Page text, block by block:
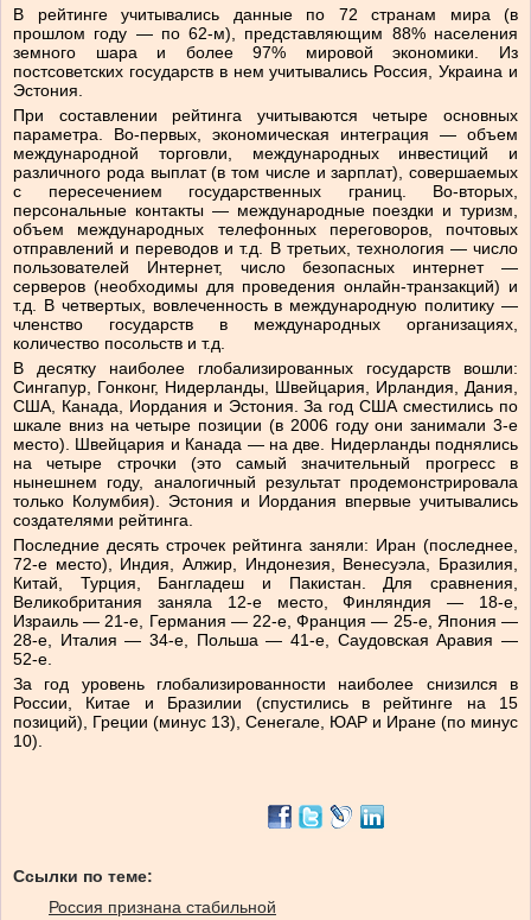
В рейтинге учитывались данные по 72 странам мира (в
прошлом году — по 62-м), представляющим 88% населения
земного шара и более 97% мировой экономики. Из
постсоветских государств в нем учитывались Россия, Украина и
Эстония.
При составлении рейтинга учитываются четыре основных
параметра. Во-первых, экономическая интеграция — объем
международной торговли, международных инвестиций и
различного рода выплат (в том числе и зарплат), совершаемых
с пересечением государственных границ. Во-вторых,
персональные контакты — международные поездки и туризм,
объем международных телефонных переговоров, почтовых
отправлений и переводов и т.д. В третьих, технология — число
пользователей Интернет, число безопасных интернет —
серверов (необходимы для проведения онлайн-транзакций) и
т.д. В четвертых, вовлеченность в международную политику —
членство государств в международных организациях,
количество посольств и т.д.
В десятку наиболее глобализированных государств вошли:
Сингапур, Гонконг, Нидерланды, Швейцария, Ирландия, Дания,
США, Канада, Иордания и Эстония. За год США сместились по
шкале вниз на четыре позиции (в 2006 году они занимали 3-е
место). Швейцария и Канада — на две. Нидерланды поднялись
на четыре строчки (это самый значительный прогресс в
нынешнем году, аналогичный результат продемонстрировала
только Колумбия). Эстония и Иордания впервые учитывались
создателями рейтинга.
Последние десять строчек рейтинга заняли: Иран (последнее,
72-е место), Индия, Алжир, Индонезия, Венесуэла, Бразилия,
Китай, Турция, Бангладеш и Пакистан. Для сравнения,
Великобритания заняла 12-е место, Финляндия — 18-е,
Израиль — 21-е, Германия — 22-е, Франция — 25-е, Япония —
28-е, Италия — 34-е, Польша — 41-е, Саудовская Аравия —
52-е.
За год уровень глобализированности наиболее снизился в
России, Китае и Бразилии (спустились в рейтинге на 15
позиций), Греции (минус 13), Сенегале, ЮАР и Иране (по минус
10).
Ссылки по теме:
Россия признана стабильной